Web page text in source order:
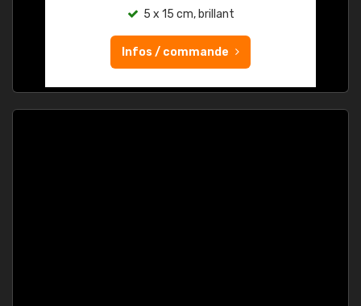
5 x 15 cm, brillant
Infos / commande